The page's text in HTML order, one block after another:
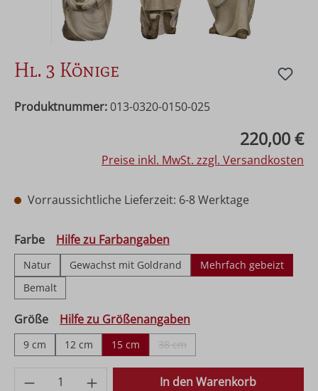
Hl. 3 Könige
Produktnummer: 013-0320-0150-025
220,00 €
Preise inkl. MwSt. zzgl. Versandkosten
Vorraussichtliche Lieferzeit: 6-8 Werktage
Farbeauswählen
Hilfe zu Farbangaben
Natur Gewachst mit Goldrand
Mehrfach gebeizt
Bemalt
Größeauswählen
Hilfe zu Größenangaben
9 cm 12 cm 15 cm 38 cm
(Diese Option ist zurzeit nicht
Produkt Anzahl: Gib den gewünschten
In den Warenkorb